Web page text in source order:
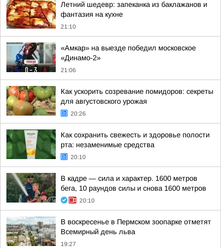
Летний шедевр: запеканка из баклажанов и
фантазия на кухне
21:10
«Амкар» на выезде победил московское
«Динамо-2»
21:06
Как ускорить созревание помидоров: секреты
для августовского урожая
20:26
Как сохранить свежесть и здоровье полости
рта: незаменимые средства
20:10
В кадре — сила и характер. 1600 метров
бега, 10 раундов силы и снова 1600 метров
20:10
В воскресенье в Пермском зоопарке отметят
Всемирный день льва
19:27